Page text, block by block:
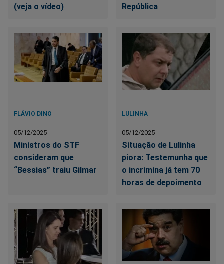
(veja o vídeo)
República
FLÁVIO DINO
05/12/2025
Ministros do STF
consideram que
“Bessias” traiu Gilmar
LULINHA
05/12/2025
Situação de Lulinha
piora: Testemunha que
o incrimina já tem 70
horas de depoimento